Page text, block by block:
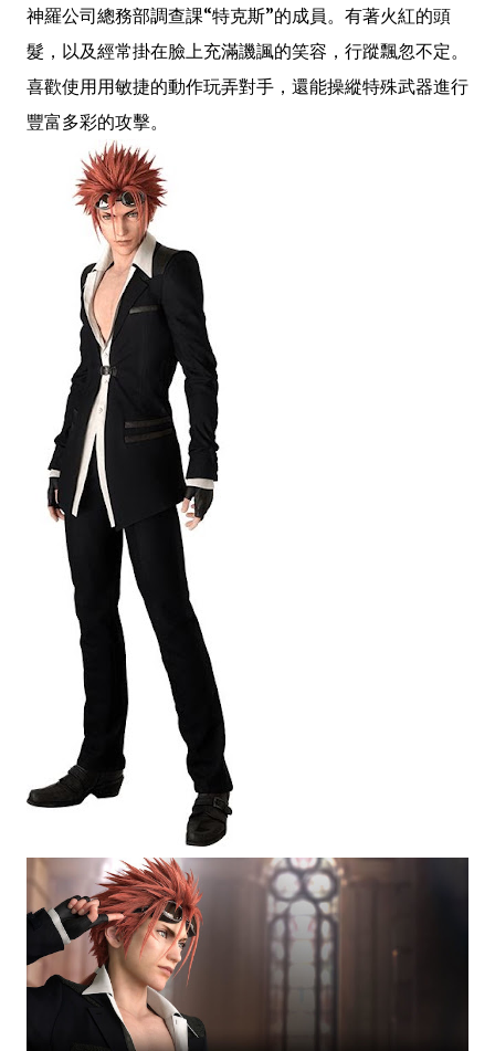
神羅公司總務部調查課“特克斯”的成員。有著火紅的頭
髮，以及經常掛在臉上充滿譏諷的笑容，行蹤飄忽不定。
喜歡使用用敏捷的動作玩弄對手，還能操縱特殊武器進行
豐富多彩的攻擊。